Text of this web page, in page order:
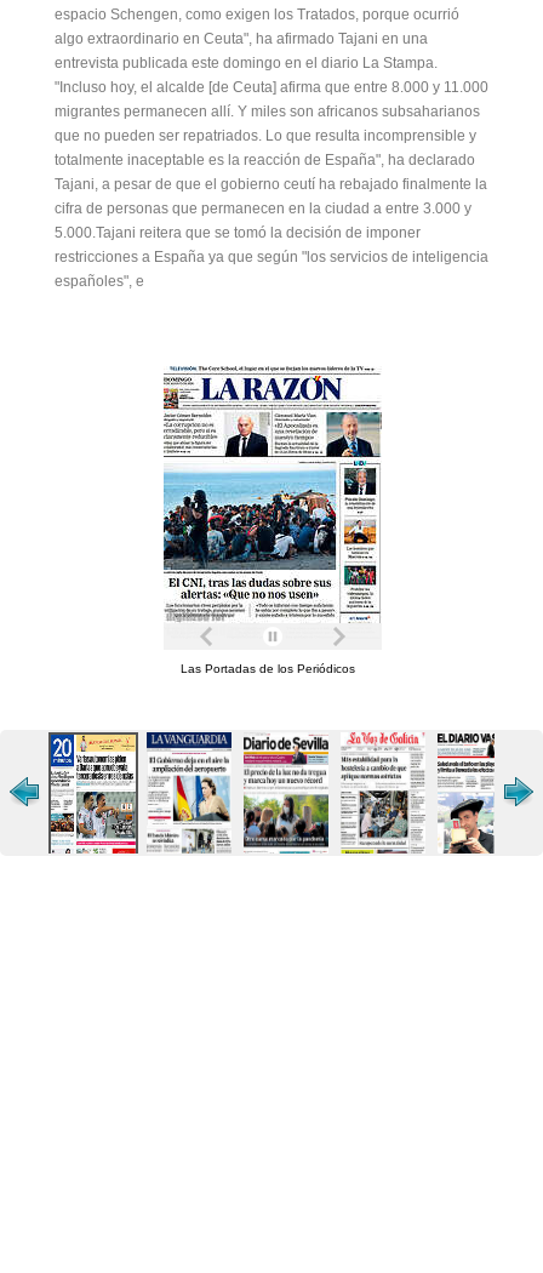
espacio Schengen, como exigen los Tratados, porque ocurrió
algo extraordinario en Ceuta", ha afirmado Tajani en una
entrevista publicada este domingo en el diario La Stampa.
"Incluso hoy, el alcalde [de Ceuta] afirma que entre 8.000 y 11.000
migrantes permanecen allí. Y miles son africanos subsaharianos
que no pueden ser repatriados. Lo que resulta incomprensible y
totalmente inaceptable es la reacción de España", ha declarado
Tajani, a pesar de que el gobierno ceutí ha rebajado finalmente la
cifra de personas que permanecen en la ciudad a entre 3.000 y
5.000.Tajani reitera que se tomó la decisión de imponer
restricciones a España ya que según "los servicios de inteligencia
españoles", e
Las Portadas de los Periódicos